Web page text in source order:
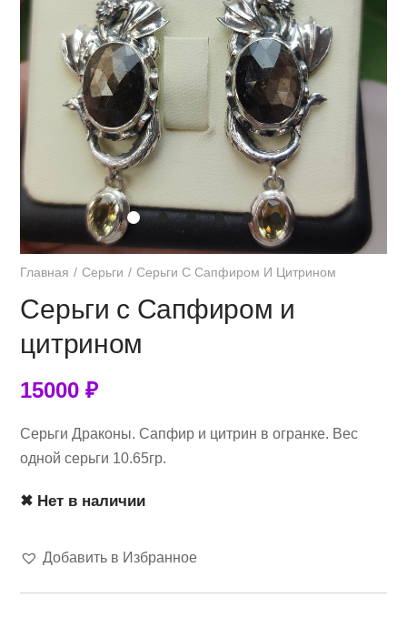
Главная Серьги Серьги С Сапфиром И Цитрином
Серьги с Сапфиром и
цитрином
15000₽
Серьги Драконы. Сапфир и цитрин в огранке. Вес
одной серьги 10.65гр.
✖ Нет в наличии
Добавить в Избранное